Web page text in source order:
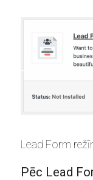
Lead Form
Pēc Lead